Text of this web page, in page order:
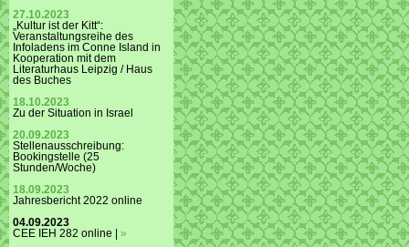
27.10.2023
„Kultur ist der Kitt“:
Veranstaltungsreihe des
Infoladens im Conne Island in
Kooperation mit dem
Literaturhaus Leipzig / Haus
des Buches
18.10.2023
Zu der Situation in Israel
20.09.2023
Stellenausschreibung:
Bookingstelle (25
Stunden/Woche)
18.09.2023
Jahresbericht 2022 online
04.09.2023
CEE IEH 282 online | »